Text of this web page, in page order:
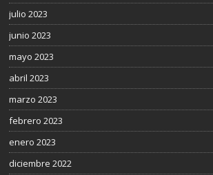
julio 2023
junio 2023
mayo 2023
abril 2023
marzo 2023
febrero 2023
enero 2023
diciembre 2022